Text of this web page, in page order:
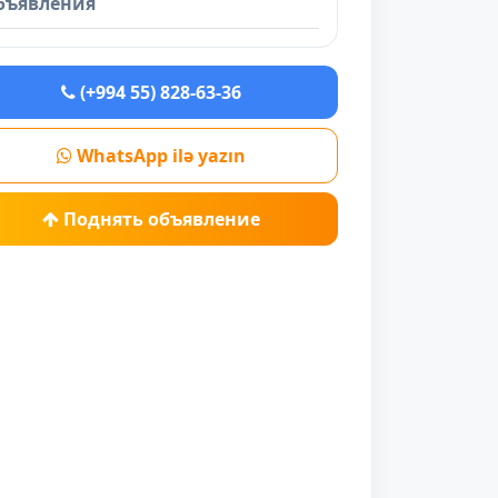
(+994 55) 828-63-36
WhatsApp ilə yazın
Поднять объявление